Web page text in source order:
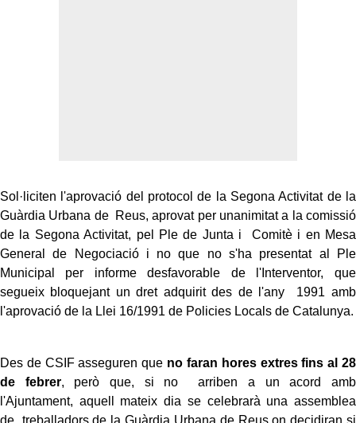
Sol·liciten l'aprovació del protocol de la Segona Activitat de la
Guàrdia Urbana de Reus, aprovat per unanimitat a la comissió
de la Segona Activitat, pel Ple de Junta i Comitè i en Mesa
General de Negociació i no que no s'ha presentat al Ple
Municipal per informe desfavorable de l'Interventor, que
segueix bloquejant un dret adquirit des de l'any 1991 amb
l'aprovació de la Llei 16/1991 de Policies Locals de Catalunya.
Des de CSIF asseguren que no faran hores extres fins al 28
de febrer, però que, si no arriben a un acord amb
l'Ajuntament, aquell mateix dia se celebrarà una assemblea
de treballadors de la Guàrdia Urbana de Reus on decidiran si